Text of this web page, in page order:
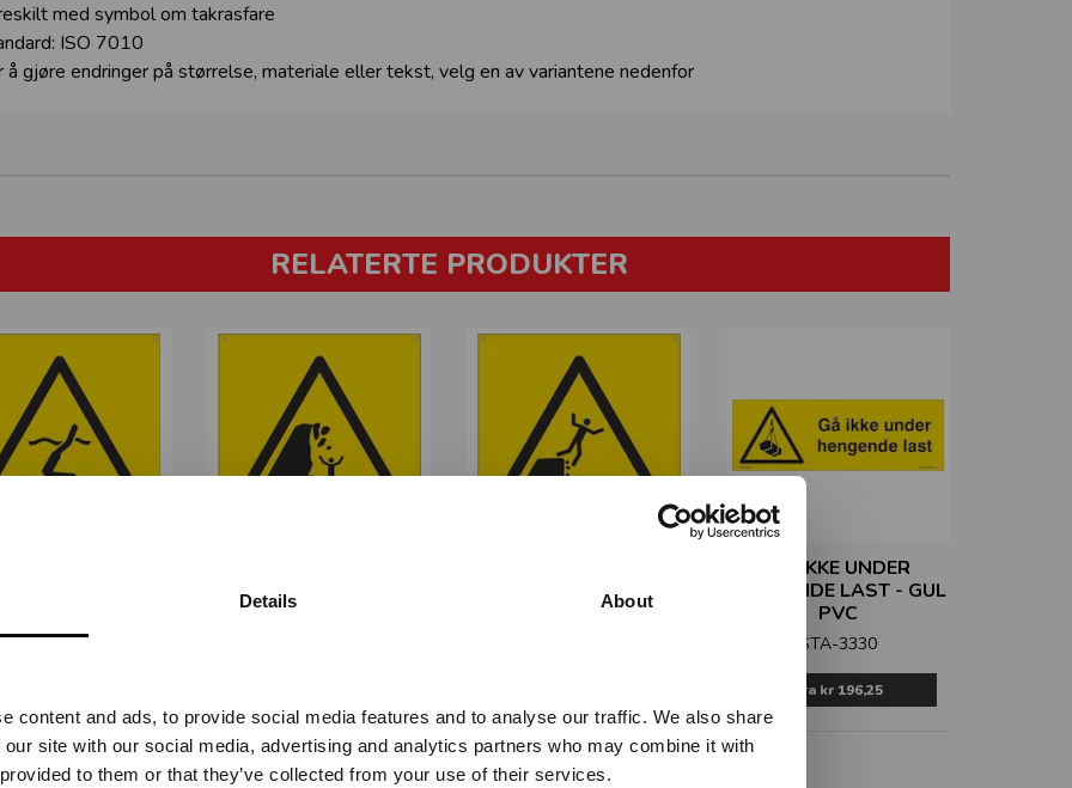
Details About
content and ads, to provide social media features and to analyse our traffic. We also share
site with our social media, advertising and analytics partners who may combine it with
to them or that they’ve collected from your use of their services.
med symbol om takrasfare
ISO 7010
å gjøre endringer på størrelse, materiale eller tekst, velg en av variantene nedenfor
RELATERTE PRODUKTER
200x200mm
GUL PVC
GÅ IKKE UNDER
HENGENDE LAST - GUL
PVC
STA-3330
Fra kr 196,25
BEDRIFT
ekskl. mva.
PRIVAT
inkl. mva.